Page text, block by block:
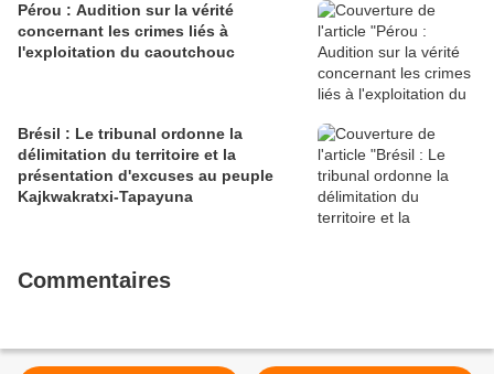
Pérou : Audition sur la vérité
concernant les crimes liés à
l'exploitation du caoutchouc
Brésil : Le tribunal ordonne la
délimitation du territoire et la
présentation d'excuses au peuple
Kajkwakratxi-Tapayuna
Commentaires